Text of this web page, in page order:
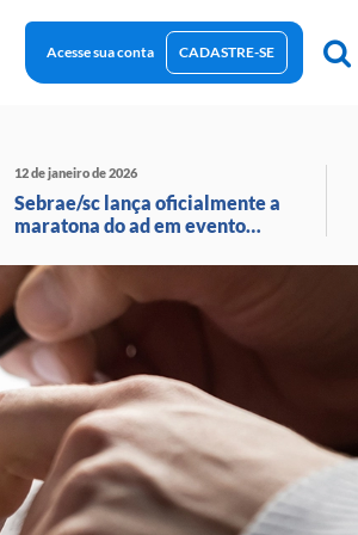
Acesse sua conta CADASTRE-SE
12 de janeiro de 2026
Sebrae/sc lança oficialmente a
maratona do ad em evento